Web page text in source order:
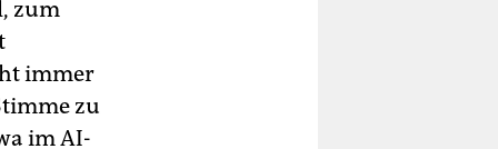
zum
immer
zu
im AI-